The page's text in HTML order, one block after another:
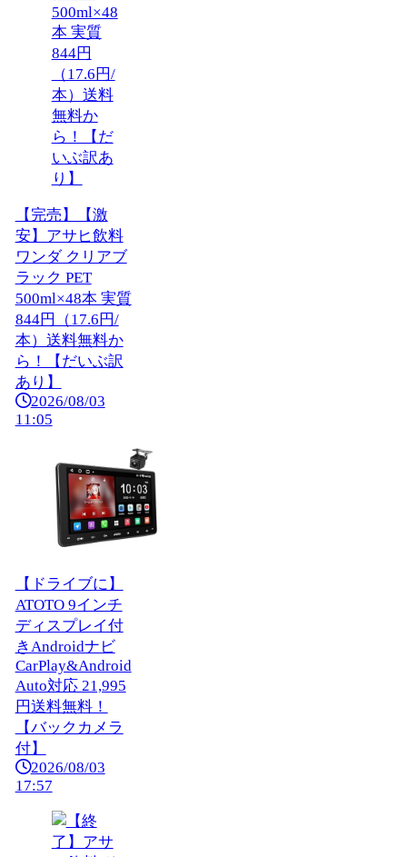
【完売】【激
安】アサヒ飲料
ワンダ クリアブ
ラック PET
500ml×48本 実質
844円（17.6円/
本）送料無料か
ら！【だいぶ訳
あり】
2026/08/03
11:05
【ドライブに】
ATOTO 9インチ
ディスプレイ付
きAndroidナビ
CarPlay&Android
Auto対応 21,995
円送料無料！
【バックカメラ
付】
2026/08/03
17:57